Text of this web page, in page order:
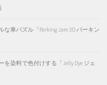
車パズル「Parking Jam 3D パーキン
染料で色付けする「Jelly Dye ジェ